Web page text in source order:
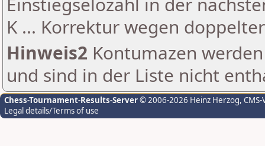
K ... Korrektur wegen
Hinweis2 Kontumazen
und sind in der Liste nicht
Chess-Tournament-Results-Server© 2006-2026 Heinz Herzog,
Legal details/Terms of use